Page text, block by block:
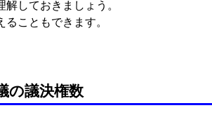
しておきましょう。
こともできます。
の議決権数